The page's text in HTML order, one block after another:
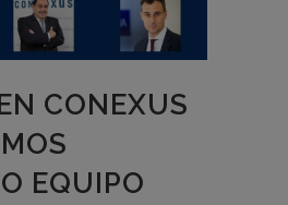
CONEXUS
EQUIPO